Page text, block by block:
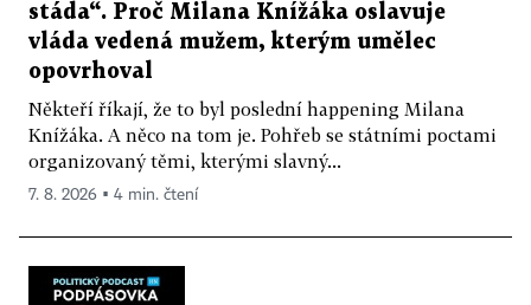
stáda“. Proč Milana Knížáka oslavuje
vláda vedená mužem, kterým umělec
opovrhoval
Někteří říkají, že to byl poslední happening Milana
Knížáka. A něco na tom je. Pohřeb se státními poctami
organizovaný těmi, kterými slavný...
7. 8. 2026 ▪ 4 min. čtení